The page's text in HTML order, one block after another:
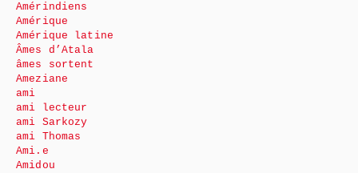
Amérindiens
Amérique
Amérique latine
Âmes d’Atala
âmes sortent
Ameziane
ami
ami lecteur
ami Sarkozy
ami Thomas
Ami.e
Amidou